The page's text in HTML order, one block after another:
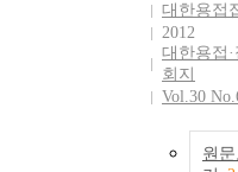
대한용접
2012
대한용접
회지
Vol.30
원